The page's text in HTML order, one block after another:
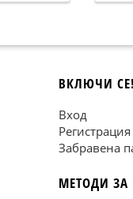
ВКЛЮЧИ СЕ!
Вход
Регистрация
Забравена
МЕТОДИ